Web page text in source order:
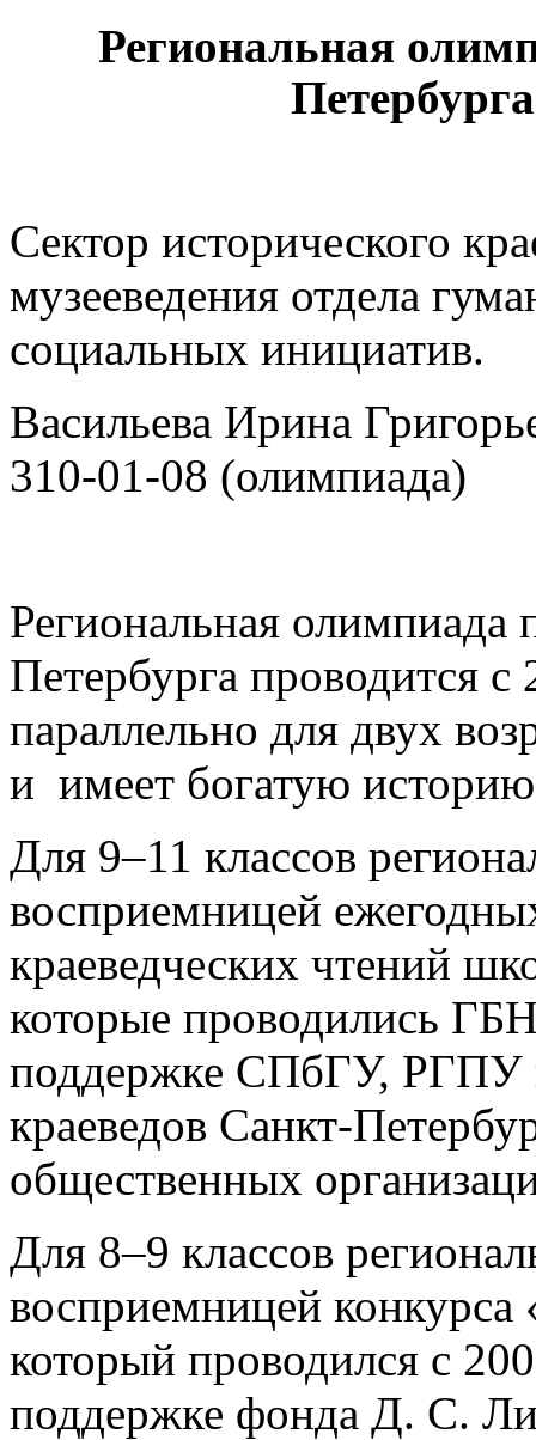
Региональная
Петербурга
Cектор исторического
музееведения отдела
социальных инициатив.
Васильева Ирина
310-01-08 (олимпиада)
Региональная
Петербурга проводится
параллельно для двух
и имеет богатую
Для 9–11 классов
восприемницей
краеведческих чтений
которые проводились
поддержке СПбГУ, РГПУ
краеведов Санкт-
общественных
Для 8–9 классов
восприемницей
который проводился с
поддержке фонда Д. С.